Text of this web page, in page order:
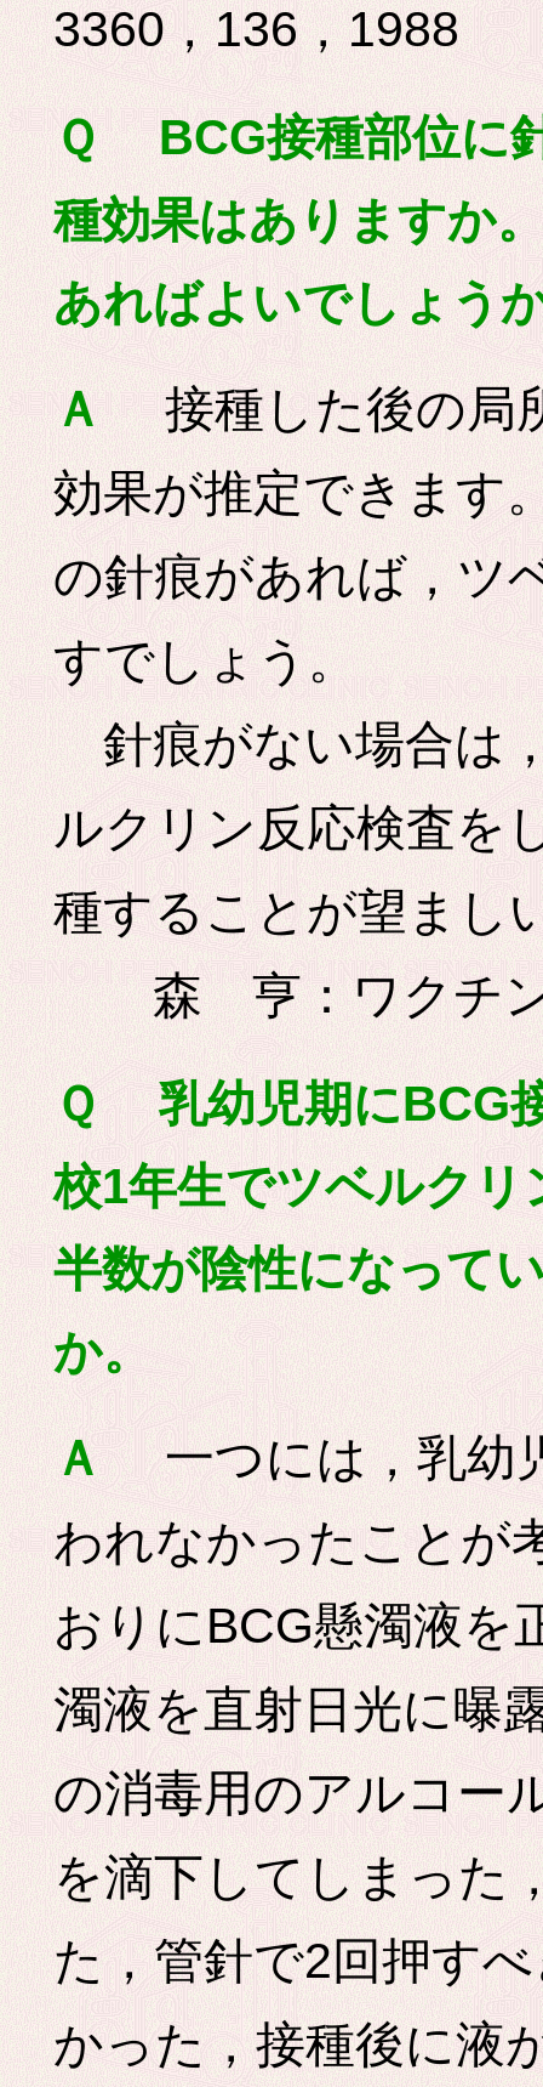
3360，136，1988
Ｑ BCG接種部位に
種効果はありますか
あればよいでしょう
Ａ 接種した後の局
効果が推定できます
の針痕があれば，ツ
すでしょう。
針痕がない場合は
ルクリン反応検査を
種することが望まし
森 亨：ワクチン
Ｑ 乳幼児期にBCG
校1年生でツベルク
半数が陰性になって
か。
Ａ 一つには，乳幼
われなかったことが
おりにBCG懸濁液を
濁液を直射日光に曝
の消毒用のアルコー
を滴下してしまった
た，管針で2回押す
かった，接種後に液